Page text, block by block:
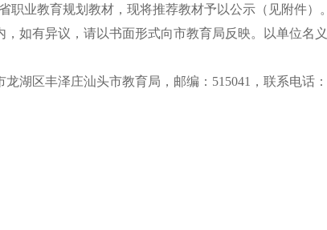
省职业教育规划教材，现将推荐教材予以公示（见附
如有异议，请以书面形式向市教育局反映。以单位名
区丰泽庄汕头市教育局，邮编：515041，联系电话：